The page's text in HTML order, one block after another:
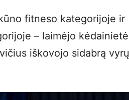
fitneso kategorijoje ir
– laimėjo kėdainietė
iškovojo sidabrą vyrų